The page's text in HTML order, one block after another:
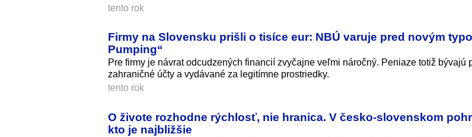
tento rok
Firmy na Slovensku prišli o tisíce eur: NBÚ varuje pred novým
Pumping“
Pre firmy je návrat odcudzených financií zvyčajne veľmi náročný. Peniaze totiž bývajú
zahraničné účty a vydávané za legitímne prostriedky.
tento rok
O živote rozhodne rýchlosť, nie hranica. V česko-slovenskom
kto je najbližšie